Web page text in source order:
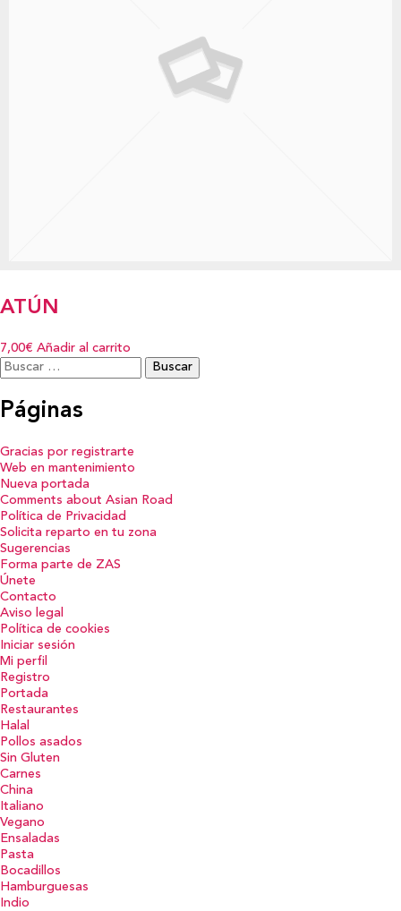
ATÚN
7,00€ Añadir al carrito
Buscar:
Páginas
Gracias por registrarte
Web en mantenimiento
Nueva portada
Comments about Asian Road
Política de Privacidad
Solicita reparto en tu zona
Sugerencias
Forma parte de ZAS
Únete
Contacto
Aviso legal
Política de cookies
Iniciar sesión
Mi perfil
Registro
Portada
Restaurantes
Halal
Pollos asados
Sin Gluten
Carnes
China
Italiano
Vegano
Ensaladas
Pasta
Bocadillos
Hamburguesas
Indio